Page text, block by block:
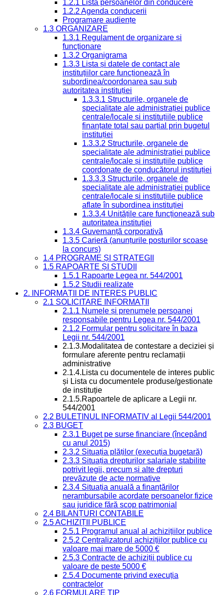
1.2.1 Lista persoanelor din conducere
1.2.2 Agenda conducerii
Programare audiențe
1.3 ORGANIZARE
1.3.1 Regulament de organizare și
funcționare
1.3.2 Organigrama
1.3.3 Lista și datele de contact ale
instituțiilor care funcționează în
subordinea/coordonarea sau sub
autoritatea instituției
1.3.3.1 Structurile, organele de
specialitate ale administrației publice
centrale/locale și instituțiile publice
finanțate total sau parțial prin bugetul
instituției
1.3.3.2 Structurile, organele de
specialitate ale administrației publice
centrale/locale și instituțiile publice
coordonate de conducătorul instituției
1.3.3.3 Structurile, organele de
specialitate ale administrației publice
centrale/locale și instituțiile publice
aflate în subordinea instituției
1.3.3.4 Unitățile care funcționează sub
autoritatea instituției
1.3.4 Guvernanță corporativă
1.3.5 Carieră (anunțurile posturilor scoase
la concurs)
1.4 PROGRAME ȘI STRATEGII
1.5 RAPOARTE ȘI STUDII
1.5.1 Rapoarte Legea nr. 544/2001
1.5.2 Studii realizate
2. INFORMAȚII DE INTERES PUBLIC
2.1 SOLICITARE INFORMAȚII
2.1.1 Numele și prenumele persoanei
responsabile pentru Legea nr. 544/2001
2.1.2 Formular pentru solicitare în baza
Legii nr. 544/2001
2.1.3.Modalitatea de contestare a deciziei și
formulare aferente pentru reclamații
administrative
2.1.4.Lista cu documentele de interes public
și Lista cu documentele produse/gestionate
de instituție
2.1.5.Rapoartele de aplicare a Legii nr.
544/2001
2.2 BULETINUL INFORMATIV al Legii 544/2001
2.3 BUGET
2.3.1 Buget pe surse financiare (începând
cu anul 2015)
2.3.2 Situația plăților (execuția bugetară)
2.3.3 Situația drepturilor salariale stabilite
potrivit legii, precum și alte drepturi
prevăzute de acte normative
2.3.4 Situația anuală a finanțărilor
nerambursabile acordate persoanelor fizice
sau juridice fără scop patrimonial
2.4 BILANȚURI CONTABILE
2.5 ACHIZIȚII PUBLICE
2.5.1 Programul anual al achizițiilor publice
2.5.2 Centralizatorul achizițiilor publice cu
valoare mai mare de 5000 €
2.5.3 Contracte de achiziții publice cu
valoare de peste 5000 €
2.5.4 Documente privind execuția
contractelor
2.6 FORMULARE TIP